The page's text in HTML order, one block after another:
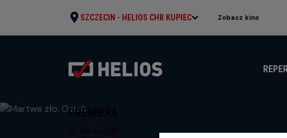
SZCZECIN - HELIOS CHR KUPIEC Zobacz kino
PREMIERA